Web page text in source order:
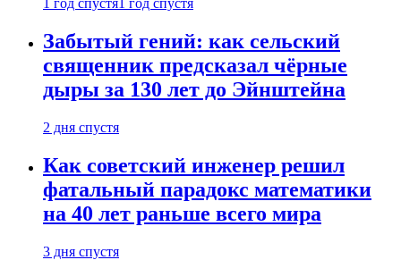
1 год спустя 1 год спустя
Забытый гений: как сельский
священник предсказал чёрные
дыры за 130 лет до Эйнштейна
2 дня спустя
Как советский инженер решил
фатальный парадокс математики
на 40 лет раньше всего мира
3 дня спустя